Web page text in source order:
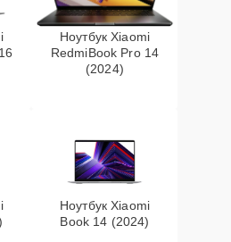
Ноутбук Xiaomi
RedmiBook Pro 14
(2024)
Ноутбук Xiaomi
Book 14 (2024)